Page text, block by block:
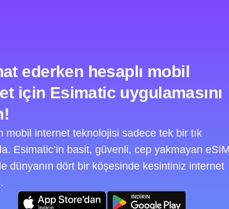
ederken hesaplı mobil
için Esimatic uygulamasını
mobil internet teknolojisi sadece tek bir tık
Esimatic’in basit, güvenli, cep yakmayan eSIM
dünyanın dört bir köşesinde kesintiniz internet